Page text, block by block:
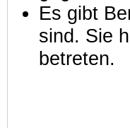
Es gibt
sind. Sie
betreten.